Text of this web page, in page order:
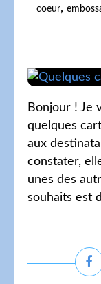
coeur,
Bonjour ! Je
quelques
aux
constater,
unes des
souhaits est